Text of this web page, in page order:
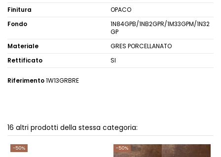
Finitura
OPACO
Fondo
1N84GPB/1NB2GPR/1M33GPM/1N32
GP
Materiale
GRES PORCELLANATO
Rettificato
SI
Riferimento1W13GRBRE
16 altri prodotti della stessa categoria:
-50% -50%